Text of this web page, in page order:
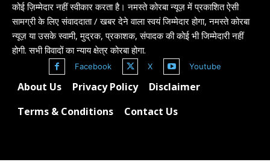
कोई ज़िम्मेदार नहीं स्वीकार करता है। नमस्ते कोरबा न्यूज़ में प्रकाशित ऐसी
सामग्री के लिए संवाददाता / खबर देने वाला स्वयं जिम्मेदार होगा, नमस्ते कोरबा
न्यूज़ या उसके स्वामी, मुद्रक, प्रकाशक, संपादक की कोई भी जिम्मेदारी नहीं
होगी. सभी विवादों का न्याय क्षेत्र कोरबा होगा.
Facebook X Youtube
About Us Privacy Policy
Disclaimer
Terms & Conditions
Contact Us